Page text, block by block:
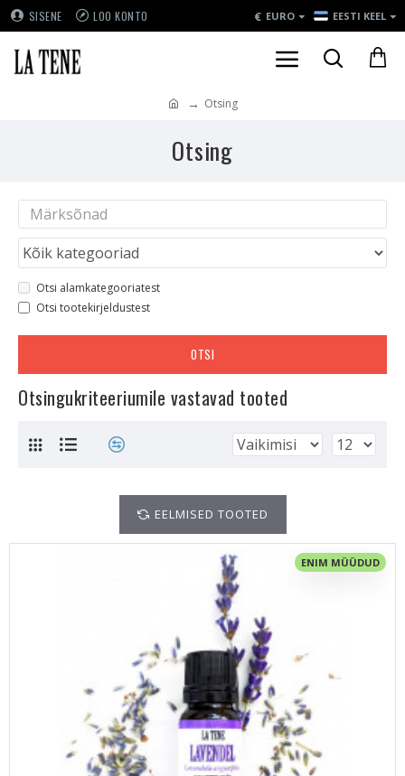
SISENE LOO KONTO € EURO EESTI KEEL
Otsing
Otsing
Otsi alamkategooriatest
Otsi tootekirjeldustest
OTSI
Otsingukriteeriumile vastavad tooted
EELMISED TOOTED
ENIM MÜÜDUD